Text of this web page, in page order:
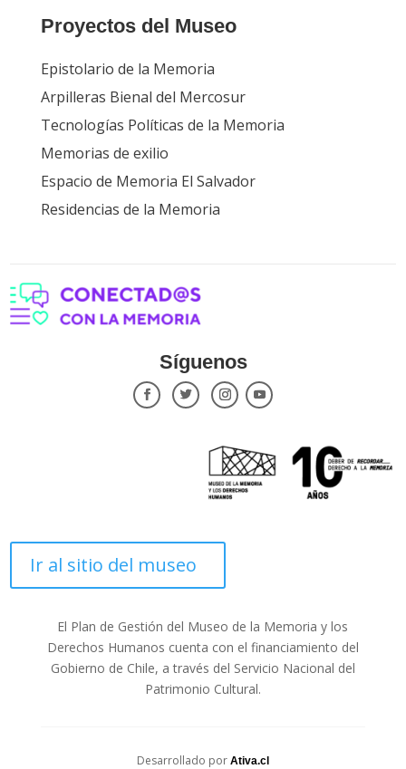
Proyectos del Museo
Epistolario de la Memoria
Arpilleras Bienal del Mercosur
Tecnologías Políticas de la Memoria
Memorias de exilio
Espacio de Memoria El Salvador
Residencias de la Memoria
Síguenos
Ir al sitio del museo
El Plan de Gestión del Museo de la Memoria y los
Derechos Humanos cuenta con el financiamiento del
Gobierno de Chile, a través del Servicio Nacional del
Patrimonio Cultural.
Desarrollado por Ativa.cl